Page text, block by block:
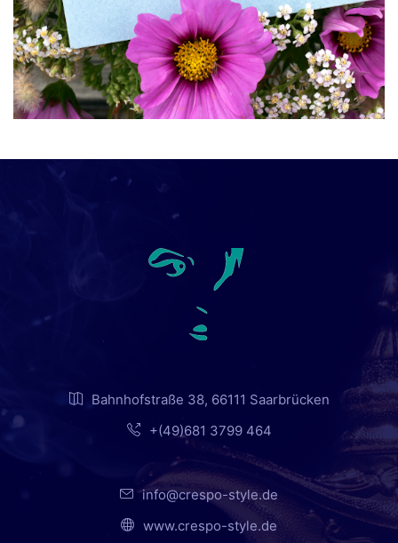
Bahnhofstraße 38, 66111 Saarbrücken
+(49)681 3799 464
info@crespo-style.de
www.crespo-style.de